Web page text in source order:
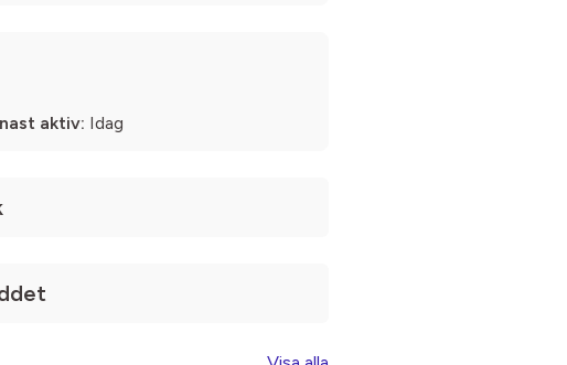
aktiv: Idag